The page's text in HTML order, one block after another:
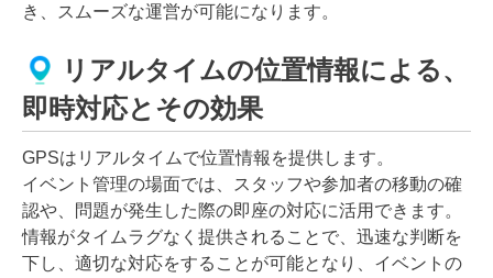
き、スムーズな運営が可能になります。
リアルタイムの位置情報による、
即時対応とその効果
GPSはリアルタイムで位置情報を提供します。
イベント管理の場面では、スタッフや参加者の移動の確
認や、問題が発生した際の即座の対応に活用できます。
情報がタイムラグなく提供されることで、迅速な判断を
下し、適切な対応をすることが可能となり、イベントの